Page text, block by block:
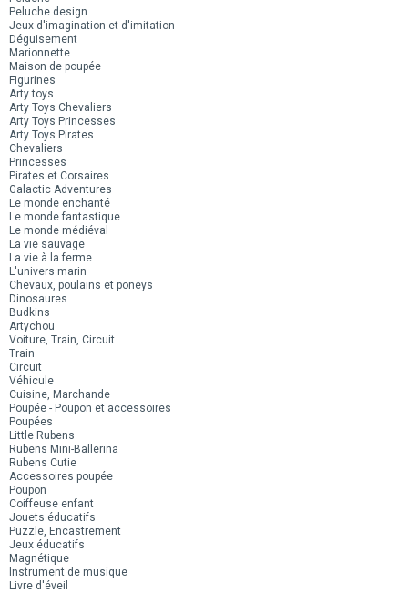
Peluche design
Jeux d'imagination et d'imitation
Déguisement
Marionnette
Maison de poupée
Figurines
Arty toys
Arty Toys Chevaliers
Arty Toys Princesses
Arty Toys Pirates
Chevaliers
Princesses
Pirates et Corsaires
Galactic Adventures
Le monde enchanté
Le monde fantastique
Le monde médiéval
La vie sauvage
La vie à la ferme
L'univers marin
Chevaux, poulains et poneys
Dinosaures
Budkins
Artychou
Voiture, Train, Circuit
Train
Circuit
Véhicule
Cuisine, Marchande
Poupée - Poupon et accessoires
Poupées
Little Rubens
Rubens Mini-Ballerina
Rubens Cutie
Accessoires poupée
Poupon
Coiffeuse enfant
Jouets éducatifs
Puzzle, Encastrement
Jeux éducatifs
Magnétique
Instrument de musique
Livre d'éveil